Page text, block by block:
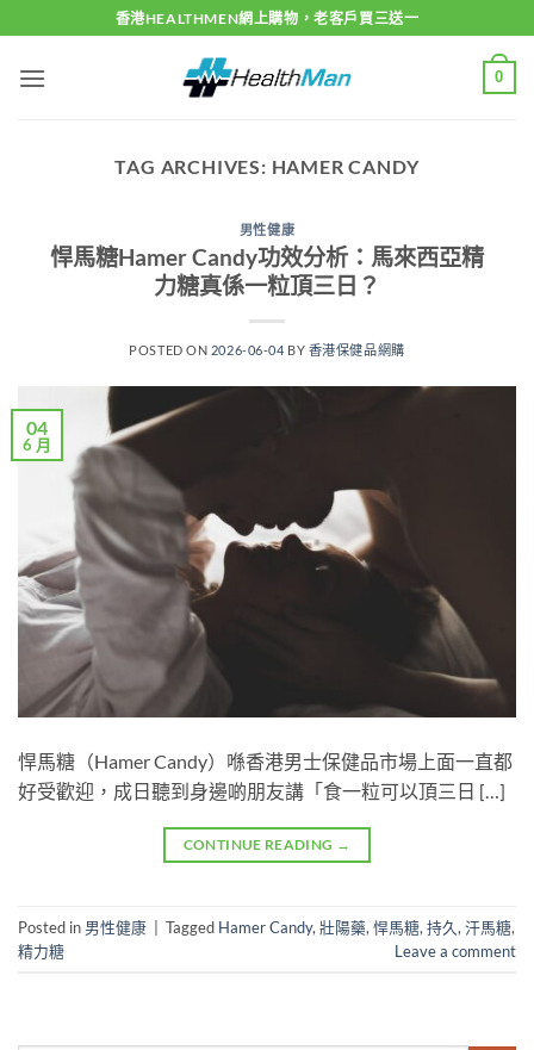
to
content
香港HEALTHMEN網上購物，老客戶買三送一
0
TAG ARCHIVES: HAMER CANDY
男性健康
悍馬糖Hamer Candy功效分析：馬來西亞精
力糖真係一粒頂三日？
POSTED ON 2026-06-04 BY 香港保健品網購
04
6 月
悍馬糖（Hamer Candy）喺香港男士保健品市場上面一直都
好受歡迎，成日聽到身邊啲朋友講「食一粒可以頂三日 […]
CONTINUE READING →
Posted in 男性健康 Tagged Hamer Candy, 壯陽藥, 悍馬糖, 持久, 汗馬糖,
精力糖
Leave a comment